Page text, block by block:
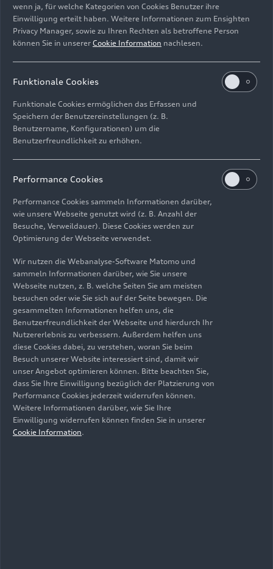
Bedingungen in der Anlage so lange variiert, bis
wir den optimalen Durchlauf gefunden haben, das
heißt die maximale Menge CO pro Zeiteinheit
liegen bereits jetzt im unteren dreistelligen
ist es, Kohlenstoffdioxid auch industriell nutzbar
zu machen. Damit wollen die Krajete GmbH und
die AUDI AG einen Beitrag leisten, um
entsprechenden Anwendungen zum Durchbruch
„Die Technologie ermöglicht es,
standortunabhängig und unmittelbar CO
Atmosphäre zu entfernen, und ist damit eine
bedeutende Maßnahme zur Dekarbonisierung“,
sagt Hagen Seifert, Leiter Nachhaltige
Produktkonzepte der AUDI AG. „Zudem ist die
Anlagentechnik dank ihres modularen Aufbaus
variabel erweiterbar.“ Als nächster Schritt zur
bereits bestehenden Großanlage in Linz prüft die
AUDI AG aktuell, Quellen mit höheren CO
Konzentrationen zu erschließen und weitere
Emissionen wie beispielsweise Stickstoffoxide zu
filtern. Außerdem könnte die DAC-Technologie
am ungarischen Audi Standort Győr in deutlich
größerem Ausmaß umgesetzt werden. Vorstellbar
wäre eine Anlage in einer Größenordnung von
25.000 Tonnen Abscheidekapazität pro Jahr.
wenn ja, für welche Kategorien von Cookies Benutzer ihre
Einwilligung erteilt haben. Weitere Informationen zum Ensighten
Privacy Manager, sowie zu Ihren Rechten als betroffene Person
können Sie in unserer Cookie Information nachlesen.
Funktionale Cookies
Funktionale Cookies ermöglichen das Erfassen und
Speichern der Benutzereinstellungen (z. B.
Benutzername, Konfigurationen) um die
Benutzerfreundlichkeit zu erhöhen.
Performance Cookies
Performance Cookies sammeln Informationen darüber,
wie unsere Webseite genutzt wird (z. B. Anzahl der
Besuche, Verweildauer). Diese Cookies werden zur
Optimierung der Webseite verwendet.
Wir nutzen die Webanalyse-Software Matomo und
sammeln Informationen darüber, wie Sie unsere
Webseite nutzen, z. B. welche Seiten Sie am meisten
besuchen oder wie Sie sich auf der Seite bewegen. Die
gesammelten Informationen helfen uns, die
Benutzerfreundlichkeit der Webseite und hierdurch Ihr
Nutzererlebnis zu verbessern. Außerdem helfen uns
diese Cookies dabei, zu verstehen, woran Sie beim
Besuch unserer Website interessiert sind, damit wir
unser Angebot optimieren können. Bitte beachten Sie,
dass Sie Ihre Einwilligung bezüglich der Platzierung von
Performance Cookies jederzeit widerrufen können.
Weitere Informationen darüber, wie Sie Ihre
Einwilligung widerrufen können finden Sie in unserer
Cookie Information.